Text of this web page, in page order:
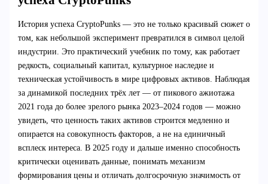
История успеха CryptoPunks — это не только красивый сюжет о
том, как небольшой эксперимент превратился в символ целой
индустрии. Это практический учебник по тому, как работает
редкость, социальный капитал, культурное наследие и
техническая устойчивость в мире цифровых активов. Наблюдая
за динамикой последних трёх лет — от пикового ажиотажа
2021 года до более зрелого рынка 2023–2024 годов — можно
увидеть, что ценность таких активов строится медленно и
опирается на совокупность факторов, а не на единичный
всплеск интереса. В 2025 году и дальше именно способность
критически оценивать данные, понимать механизм
формирования цены и отличать долгосрочную значимость от